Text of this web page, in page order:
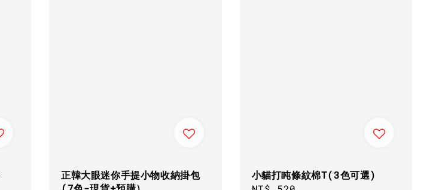
正韓大眼迷你手提小物收納掛包
小貓打盹條紋棉T(3色可選)